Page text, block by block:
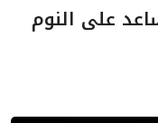
على النوم